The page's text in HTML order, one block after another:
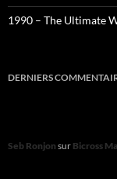
1990 – The Ultimate
DERNIERS
Seb Ronjon sur Bicross